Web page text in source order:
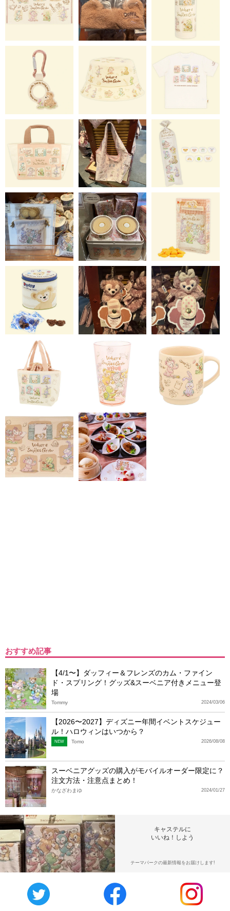
おすすめ記事
【4/1〜】ダッフィー＆フレンズのカム・ファイン
ド・スプリング！グッズ&スーベニア付きメニュー登
場
2024/03/06
Tommy
【2026〜2027】ディズニー年間イベントスケジュー
ル！ハロウィンはいつから？
2026/08/08
NEW Tomo
スーベニアグッズの購入がモバイルオーダー限定に？
注文方法・注意点まとめ！
2024/01/27
かなざわまゆ
キャステルに
いいね！しよう
テーマパークの最新情報をお届けします!